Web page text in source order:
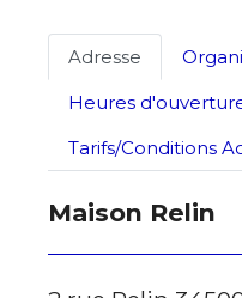
* Champ obligatoire
Adresse
Heures
Tarifs/Conditions
Maison Relin